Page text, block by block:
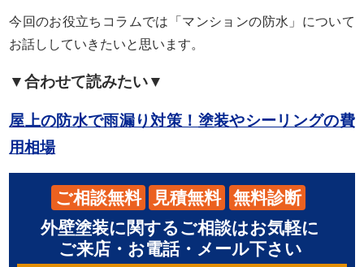
今回のお役立ちコラムでは「マンションの防水」について
お話ししていきたいと思います。
▼合わせて読みたい▼
屋上の防水で雨漏り対策！塗装やシーリングの費
用相場
ご相談無料 見積無料
無料診断
外壁塗装に関するご相談はお気軽に
ご来店・お電話・メール下さい